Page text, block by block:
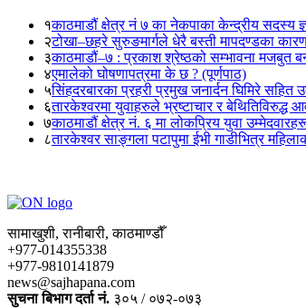
१काठमाडौं क्षेत्र नं ७ का नेकपाका केन्द्रीय सदस्य
२टोखा–छहरे सुरुङमार्गले धेरै बस्ती मापदण्डका
३काठमाडौं–७ : प्रकाश श्रेष्ठको सम्भावना मजबुत
४एमालेको घोषणापत्रमा के छ ? (पूर्णपाठ)
५सिंहदरबारका प्रहरी प्रमुख जनार्दन घिमिरे
६तारकेश्वरमा युवाहरुले भ्रष्टाचार र बेथितिविरुद्ध
७काठमाडौं क्षेत्र नं. ६ मा लोकप्रिय युवा
८तारकेश्वर साङ्गला पटापुमा ईभी गाडीभित्र
सामाखुशी, रानीबारी, काठमाण्डौँ
+977-014355338
+977-9810141879
news@sajhapana.com
सुचना बिभाग दर्ता नं. ३०५ / ०७२-०७३